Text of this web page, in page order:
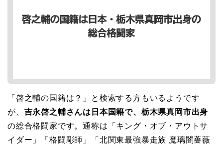
「啓之輔の国籍は？」と検索する方もいるようです
が、 吉永啓之輔さんは日本国籍で、栃木県真岡市出身
の総合格闘家です。通称は「キング・オブ・アウトサ
イダー」「格闘彫師」「北関東最強暴走族 魔璃闇薔薇